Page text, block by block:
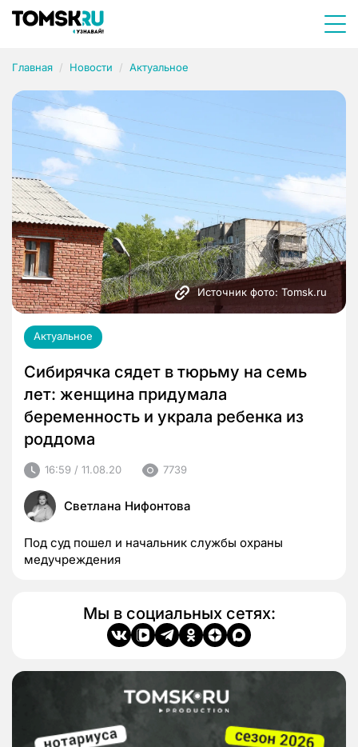
Главная Новости Актуальное
Источник фото: Tomsk.ru
Актуальное
Сибирячка сядет в тюрьму на семь
лет: женщина придумала
беременность и украла ребенка из
роддома
16:59 / 11.08.20 7739
Светлана Нифонтова
Под суд пошел и начальник службы охраны
медучреждения
Мы в социальных сетях: